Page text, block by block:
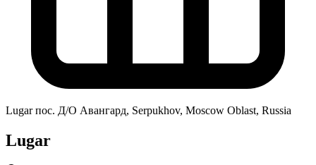
Lugar пос. Д/О Авангард, Serpukhov, Moscow Oblast, Russia
Lugar